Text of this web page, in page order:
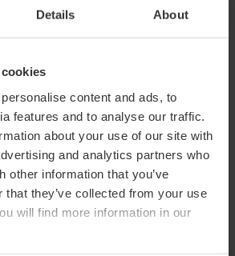
Details About
content and ads, to
features and to analyse our traffic.
about your use of our site with
and analytics partners who
other information that you’ve
that they’ve collected from your use
will find more information in our
täglich von 13:15 bis 15:15 Uhr
Die genauen Öffnungszeiten
Website des Restaurants.